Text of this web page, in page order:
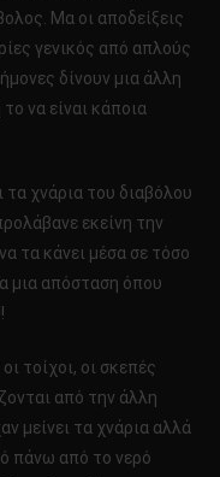
Μα οι αποδείξεις
γενικός από απλούς
δίνουν μια άλλη
να είναι κάποια
χνάρια του διαβόλου
εκείνη την
τα κάνει μέσα σε τόσο
μια απόσταση όπου
τοίχοι, οι σκεπές
από την άλλη
μείνει τα χνάρια αλλά
πάνω από το νερό